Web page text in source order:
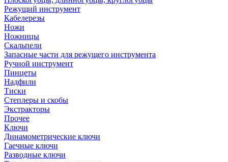
Режущий инструмент
Кабелерезы
Ножи
Ножницы
Скальпели
Запасные части для режущего инструмента
Ручной инструмент
Пинцеты
Надфили
Тиски
Степлеры и скобы
Экстракторы
Прочее
Ключи
Динамометрические ключи
Гаечные ключи
Разводные ключи